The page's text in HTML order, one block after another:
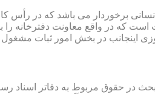
........ نیروی انسانی برخوردار می باشد
است که در واقع معاونت دفترخانه
اینجانب در بخش امور ثبات مشغول